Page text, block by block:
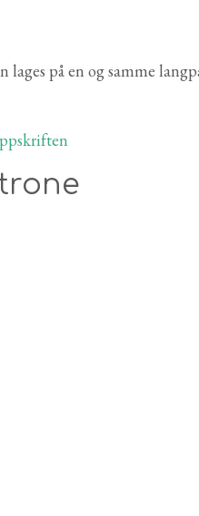
lages på en og samme